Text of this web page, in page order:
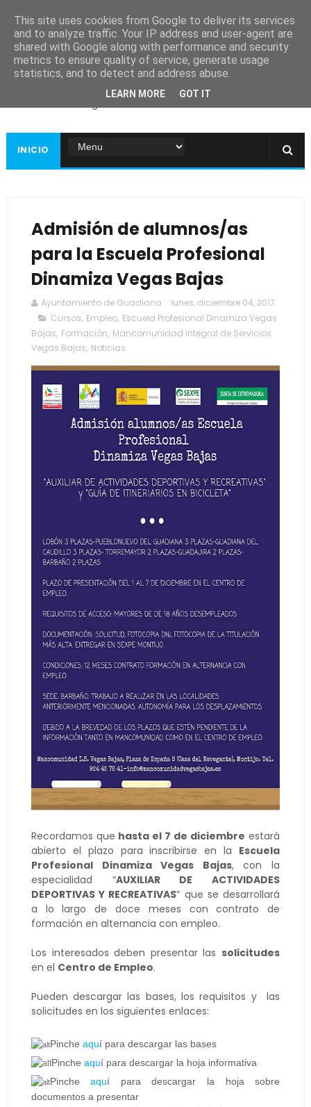
Ayuntamiento de
Guadiana
INICIO
Admisión de alumnos/as
para la Escuela Profesional
Dinamiza Vegas Bajas
Ayuntamiento de Guadiana
lunes, diciembre 04, 2017
Cursos, Empleo, Escuela Profesional Dinamiza Vegas
Bajas, Formación, Mancomunidad Integral de Servicios
Vegas Bajas, Noticias
Recordamos que hasta el 7 de diciembre estará
abierto el plazo para inscribirse en la Escuela
Profesional Dinamiza Vegas Bajas, con la
especialidad “AUXILIAR DE ACTIVIDADES
DEPORTIVAS Y RECREATIVAS” que se desarrollará
a lo largo de doce meses con contrato de
formación en alternancia con empleo.
Los interesados deben presentar las solicitudes
en el Centro de Empleo.
Pueden descargar las bases, los requisitos y las
solicitudes en los siguientes enlaces:
Pinche aquí­ para descargar las bases
Pinche aquí­ para descargar la hoja informativa
Pincheaquí­ para descargar la hoja sobre
documentos a presentar
This site uses cookies from Google to deliver its services
and to analyze traffic. Your IP address and user-agent are
shared with Google along with performance and security
metrics to ensure quality of service, generate usage
statistics, and to detect and address abuse.
LEARN MORE GOT IT